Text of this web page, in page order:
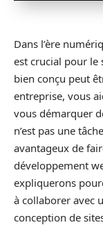
Dans l’ère
est crucial pour le
bien conçu peut
entreprise, vous
vous démarquer
n’est pas une
avantageux de
développement
expliquerons
à collaborer avec
conception de